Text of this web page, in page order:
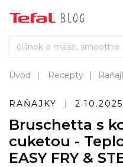
Úvod Recepty
RAŇAJKY 2.10.2025
Bruschetta s
cuketou -
EASY FRY &